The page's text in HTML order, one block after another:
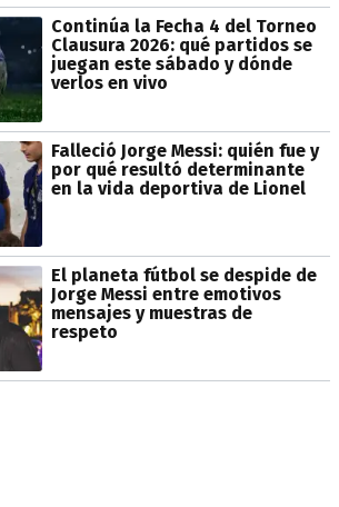
Continúa la Fecha 4 del Torneo
Clausura 2026: qué partidos se
juegan este sábado y dónde
verlos en vivo
Falleció Jorge Messi: quién fue y
por qué resultó determinante
en la vida deportiva de Lionel
El planeta fútbol se despide de
Jorge Messi entre emotivos
mensajes y muestras de
respeto